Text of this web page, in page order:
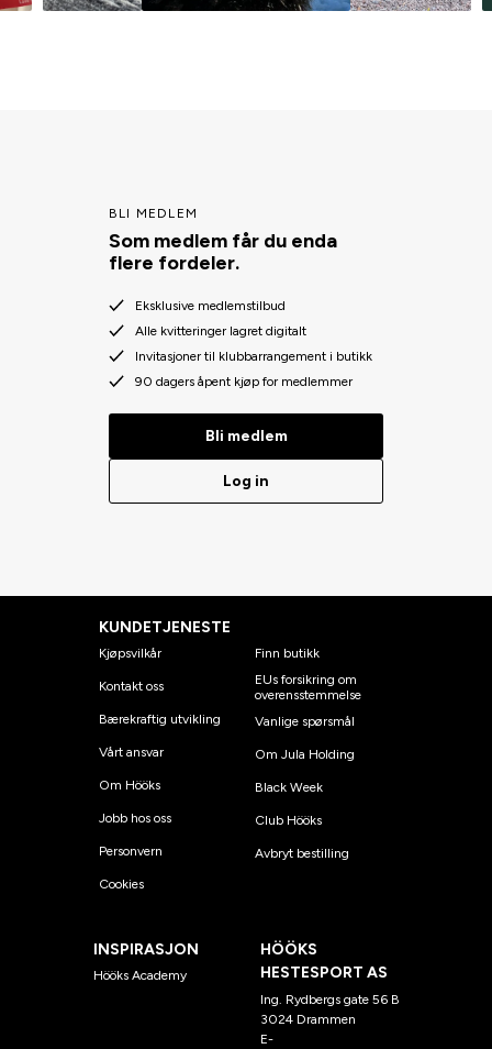
BLI MEDLEM
Som medlem får du enda
flere fordeler.
Eksklusive medlemstilbud
Alle kvitteringer lagret digitalt
Invitasjoner til klubbarrangement i butikk
90 dagers åpent kjøp for medlemmer
Bli medlem
Log in
KUNDETJENESTE
Kjøpsvilkår
Kontakt oss
Bærekraftig utvikling
Vårt ansvar
Om Hööks
Jobb hos oss
Personvern
Cookies
Finn butikk
EUs forsikring om
overensstemmelse
Vanlige spørsmål
Om Jula Holding
Black Week
Club Hööks
Avbryt bestilling
INSPIRASJON
Hööks Academy
HÖÖKS
HESTESPORT AS
Ing. Rydbergs gate 56 B
3024 Drammen
E-